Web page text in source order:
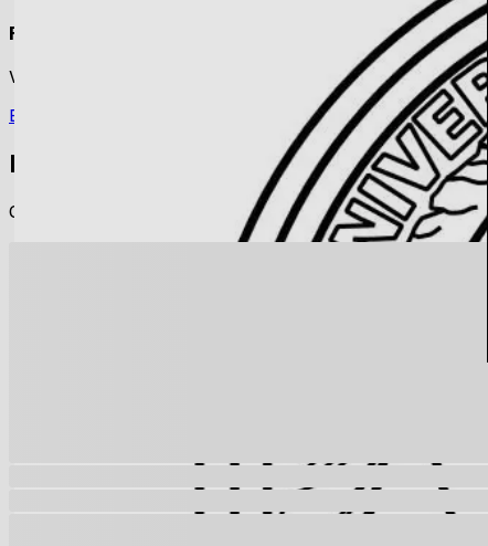
Faça login para ver os materiais
Você precisa estar logado para ver os materiais dessa
Entrar
Materiais relacionados
Outros materiais que podem te interessar enquanto não